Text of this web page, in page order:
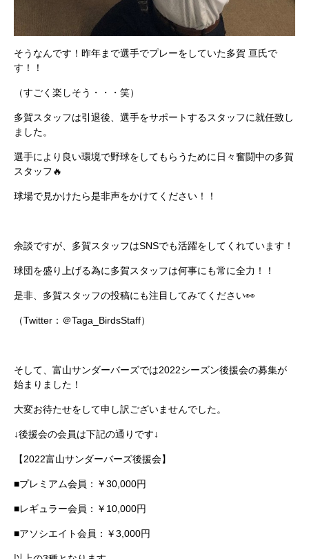
そうなんです！昨年まで選手でプレーをしていた多賀 亘氏で
す！！
（すごく楽しそう・・・笑）
多賀スタッフは引退後、選手をサポートするスタッフに就任致し
ました。
選手により良い環境で野球をしてもらうために日々奮闘中の多賀
スタッフ🔥
球場で見かけたら是非声をかけてください！！
余談ですが、多賀スタッフはSNSでも活躍をしてくれています！
球団を盛り上げる為に多賀スタッフは何事にも常に全力！！
是非、多賀スタッフの投稿にも注目してみてください👀
（Twitter ：＠Taga_BirdsStaff）
そして、富山サンダーバーズでは2022シーズン後援会の募集が
始まりました！
大変お待たせをして申し訳ございませんでした。
↓後援会の会員は下記の通りです↓
【2022富山サンダーバーズ後援会】
■プレミアム会員：￥30,000円
■レギュラー会員：￥ 10,000円
■アソシエイト会員：￥3,000円